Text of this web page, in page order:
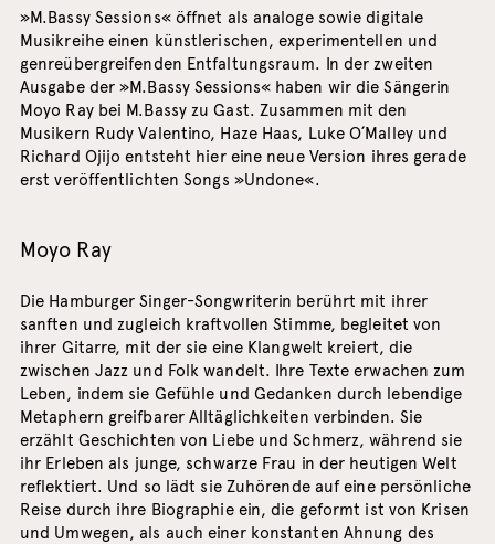
»M.Bassy Sessions« öffnet als analoge sowie digitale
Musikreihe einen künstlerischen, experimentellen und
genreübergreifenden Entfaltungsraum. In der zweiten
Ausgabe der »M.Bassy Sessions« haben wir die Sängerin
Moyo Ray bei M.Bassy zu Gast. Zusammen mit den
Musikern Rudy Valentino, Haze Haas, Luke O´Malley und
Richard Ojijo entsteht hier eine neue Version ihres gerade
erst veröffentlichten Songs »Undone«.
Moyo Ray
Die Hamburger Singer-Songwriterin berührt mit ihrer
sanften und zugleich kraftvollen Stimme, begleitet von
ihrer Gitarre, mit der sie eine Klangwelt kreiert, die
zwischen Jazz und Folk wandelt. Ihre Texte erwachen zum
Leben, indem sie Gefühle und Gedanken durch lebendige
Metaphern greifbarer Alltäglichkeiten verbinden. Sie
erzählt Geschichten von Liebe und Schmerz, während sie
ihr Erleben als junge, schwarze Frau in der heutigen Welt
reflektiert. Und so lädt sie Zuhörende auf eine persönliche
Reise durch ihre Biographie ein, die geformt ist von Krisen
und Umwegen, als auch einer konstanten Ahnung des